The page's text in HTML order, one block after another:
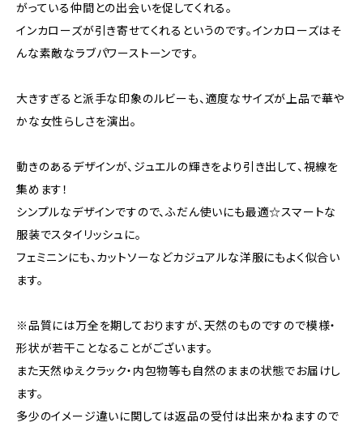
がっている仲間との出会いを促してくれる。
インカローズが引き寄せてくれるというのです。インカローズはそ
んな素敵なラブパワーストーンです。
大きすぎると派手な印象のルビーも、適度なサイズが上品で華や
かな女性らしさを演出。
動きのあるデザインが、ジュエルの輝きをより引き出して、視線を
集めます！
シンプルなデザインですので、ふだん使いにも最適☆スマートな
服装でスタイリッシュに。
フェミニンにも、カットソーなどカジュアルな洋服にもよく似合い
ます。
※品質には万全を期しておりますが、天然のものですので模様・
形状が若干ことなることがございます。
また天然ゆえクラック・内包物等も自然のままの状態でお届けし
ます。
多少のイメージ違いに関しては返品の受付は出来かねますので